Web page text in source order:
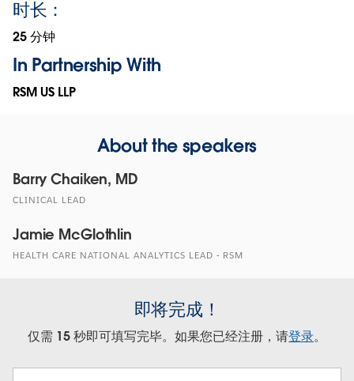
时长：
25 分钟
In Partnership With
RSM US LLP
About the speakers
Barry Chaiken, MD
CLINICAL LEAD
Jamie McGlothlin
HEALTH CARE NATIONAL ANALYTICS LEAD - RSM
即将完成！
仅需 15 秒即可填写完毕。如果您已经注册，请登录。